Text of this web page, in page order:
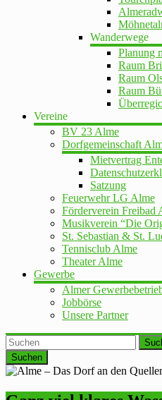
Wanderwege
Planung
Raum
Raum
Raum
Vereine
BV 23 Alme
Dorfgemeinschaft
Mietvertrag
Satzung
Feuerwehr LG Alme
Förderverein Freibad
Musikverein “Die
St. Sebastian & St.
Tennisclub Alme
Theater Alme
Gewerbe
Almer
Jobbörse
Unsere Partner